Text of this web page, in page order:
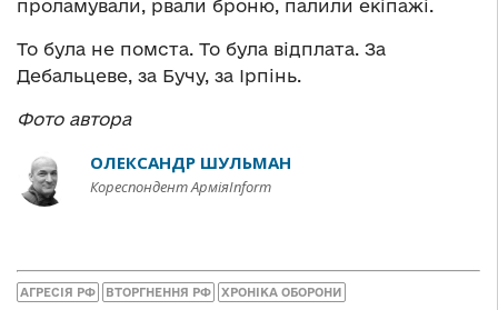
проламували, рвали броню, палили екіпажі.
То була не помста. То була відплата. За
Дебальцеве, за Бучу, за Ірпінь.
Фото автора
ОЛЕКСАНДР ШУЛЬМАН
Кореспондент АрміяInform
АГРЕСІЯ РФ ВТОРГНЕННЯ РФ ХРОНІКА ОБОРОНИ